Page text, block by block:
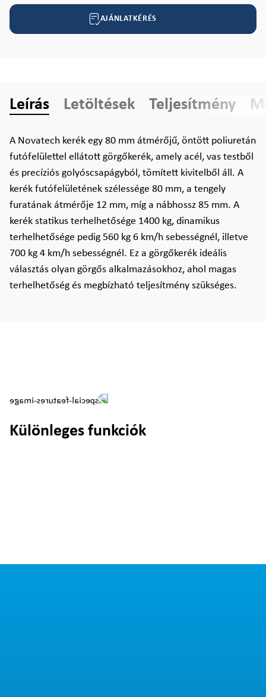
AJÁNLATKÉRÉS
Leírás Letöltések Teljesítmény
A Novatech kerék egy 80 mm átmérőjű, öntött poliuretán
futófelülettel ellátott görgőkerék, amely acél, vas testből
és precíziós golyóscsapágyból, tömített kivitelből áll. A
kerék futófelületének szélessége 80 mm, a tengely
furatának átmérője 12 mm, míg a nábhossz 85 mm. A
kerék statikus terhelhetősége 1400 kg, dinamikus
terhelhetősége pedig 560 kg 6 km/h sebességnél, illetve
700 kg 4 km/h sebességnél. Ez a görgőkerék ideális
választás olyan görgős alkalmazásokhoz, ahol magas
terhelhetőség és megbízható teljesítmény szükséges.
Különleges funkciók